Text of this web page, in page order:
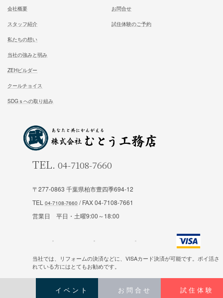
イベント お問合せ 試住体験
むとう工務店で建てる家での住み心地を
一足先に体験して頂いております
家族が幸せになる家を建築したいあなたへ
お問合せ
施工対応エリア 千葉県東葛地区（ 柏市、松戸市、我孫子市
山市、野田市）千葉県（市川市）東京都（葛飾区、江戸川区
〒277-0863 千葉県柏市豊四季694-12
TEL
/ FAX 04-7108-7661
営業日 平日・土曜9:00～18:00
当社では、リフォームの決済などに、VISAカード決済が可能です。ポイ活さ
れている方にはとてもお勧めです。
Copyright © むとう工務店 All Rights Reserved.